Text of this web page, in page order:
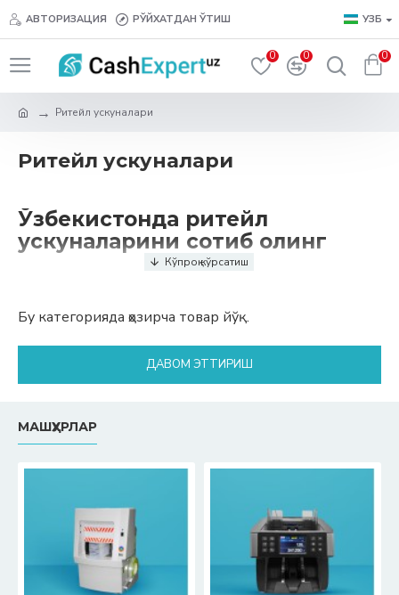
АВТОРИЗАЦИЯ РЎЙХАТДАН ЎТИШ УЗБ
0 0 0
Ритейл ускуналари
Ритейл ускуналари
Ўзбекистонда ритейл
ускуналарини сотиб олинг
таклиф этади. Бизнинг ечимларимиз савдо
самарали ишлашини таъминлашга ёрдам беради.
қабул қилиш ва савдо операцияларини бошқариш учун
замонавий ускуналар мавжуд. Ушбу ечимлар кичик
дўконлардан тортиб йирик савдо тармоқларигача
бўлган корхоналар учун мос келади. CashExpert.uz
Бу категорияда ҳозирча товар йўқ.
ДАВОМ ЭТТИРИШ
МАШҲУРЛАР